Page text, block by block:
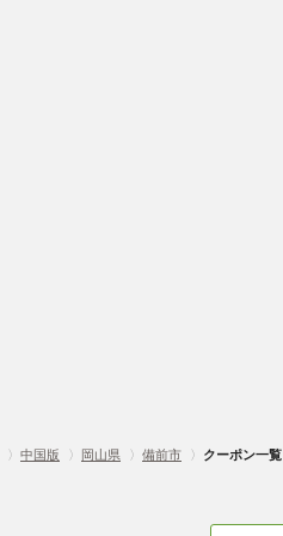
〉 中国版 〉 岡山県 〉 備前市 〉 クーポン一覧